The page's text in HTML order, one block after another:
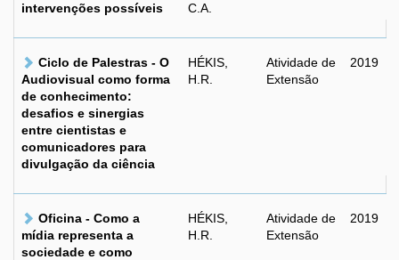
intervenções possíveis
C.A.
Ciclo de Palestras - O
Audiovisual como forma
de conhecimento:
desafios e sinergias
entre cientistas e
comunicadores para
divulgação da ciência
HÉKIS,
H.R.
Atividade de
Extensão
2019
Oficina - Como a
mídia representa a
sociedade e como
HÉKIS,
H.R.
Atividade de
Extensão
2019